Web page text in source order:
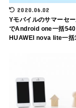
2020.06.02
Yモバイルのサマーセー
でAndroid one一括540
HUAWEI nova lite一括